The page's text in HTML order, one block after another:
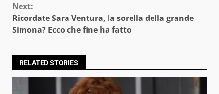
Next:
Ricordate Sara Ventura, la sorella della grande
Simona? Ecco che fine ha fatto
RELATED STORIES